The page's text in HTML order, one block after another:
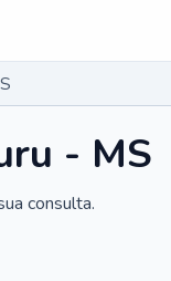
- MS
consulta.